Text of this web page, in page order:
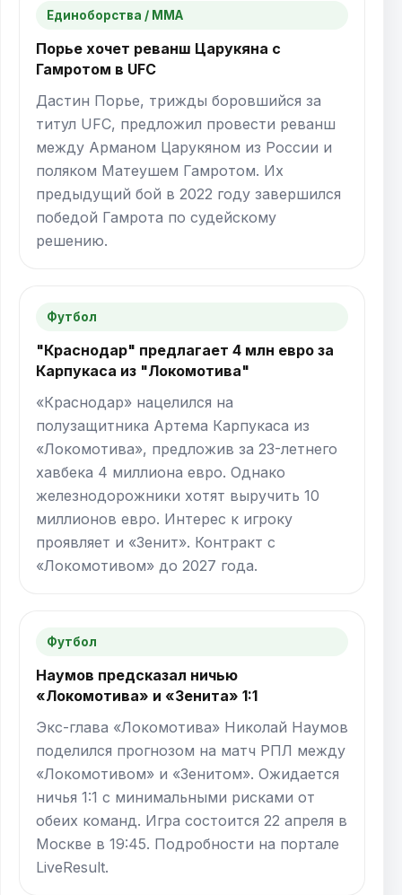
Единоборства / ММА
Порье хочет реванш Царукяна с
Гамротом в UFC
Дастин Порье, трижды боровшийся за
титул UFC, предложил провести реванш
между Арманом Царукяном из России и
поляком Матеушем Гамротом. Их
предыдущий бой в 2022 году завершился
победой Гамрота по судейскому
решению.
Футбол
"Краснодар" предлагает 4 млн евро за
Карпукаса из "Локомотива"
«Краснодар» нацелился на
полузащитника Артема Карпукаса из
«Локомотива», предложив за 23-летнего
хавбека 4 миллиона евро. Однако
железнодорожники хотят выручить 10
миллионов евро. Интерес к игроку
проявляет и «Зенит». Контракт с
«Локомотивом» до 2027 года.
Футбол
Наумов предсказал ничью
«Локомотива» и «Зенита» 1:1
Экс-глава «Локомотива» Николай Наумов
поделился прогнозом на матч РПЛ между
«Локомотивом» и «Зенитом». Ожидается
ничья 1:1 с минимальными рисками от
обеих команд. Игра состоится 22 апреля в
Москве в 19:45. Подробности на портале
LiveResult.